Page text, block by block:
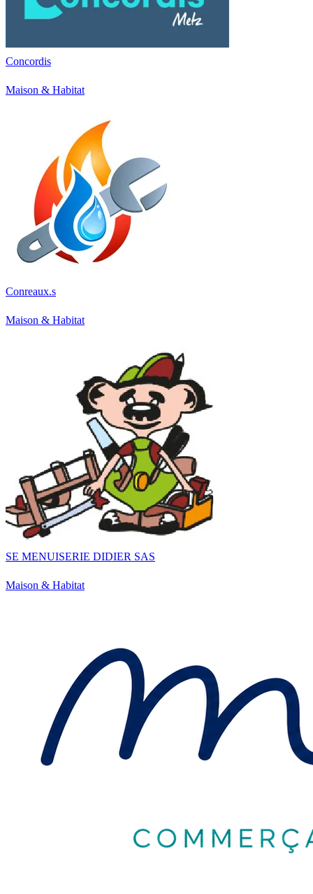
Concordis
Maison & Habitat
Conreaux.s
Maison & Habitat
SE MENUISERIE DIDIER SAS
Maison & Habitat